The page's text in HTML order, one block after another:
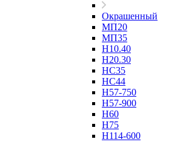
Окрашенный
МП20
МП35
Н10.40
Н20.30
НС35
НС44
Н57-750
Н57-900
Н60
Н75
Н114-600